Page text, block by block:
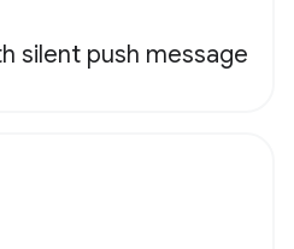
silent push message